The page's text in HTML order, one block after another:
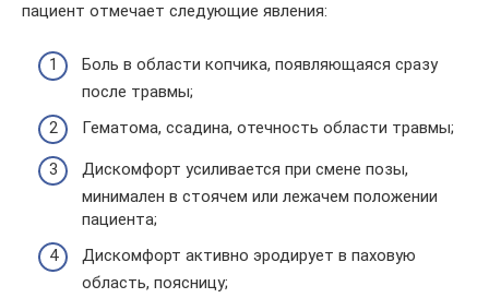
пациент отмечает следующие явления:
Боль в области копчика, появляющаяся сразу
после травмы;
Гематома, ссадина, отечность области травмы;
Дискомфорт усиливается при смене позы,
минимален в стоячем или лежачем положении
пациента;
Дискомфорт активно эродирует в паховую
область, поясницу;